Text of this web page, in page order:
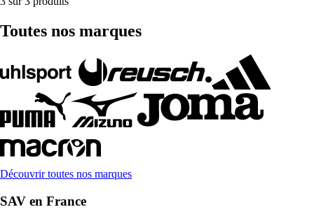
Toutes nos marques
Découvrir toutes nos marques
SAV en France